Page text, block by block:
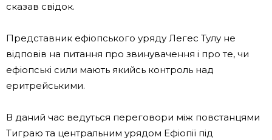
сказав свідок.
Представник ефіопського уряду Легес Тулу не
відповів на питання про звинувачення і про те, чи
ефіопські сили мають якийсь контроль над
еритрейськими.
В даний час ведуться переговори між повстанцями
Тиграю та центральним урядом Ефіопії під